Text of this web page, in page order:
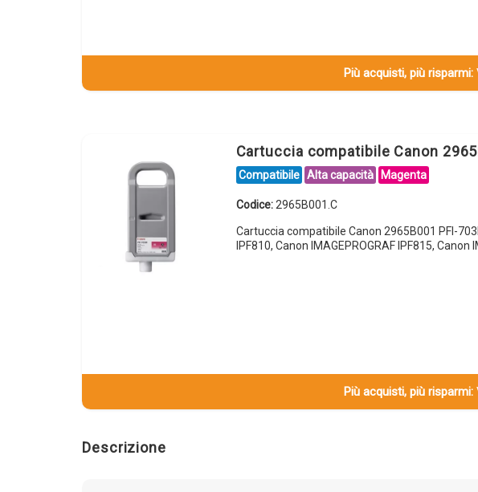
Più acquisti, più risparmi:
Cartuccia compatibile Canon
Compatibile Alta capacità Magenta
Codice: 2965B001.C
Cartuccia compatibile Canon 2965B001 PFI-
IPF810, Canon IMAGEPROGRAF IPF815, Canon
Più acquisti, più risparmi:
Descrizione